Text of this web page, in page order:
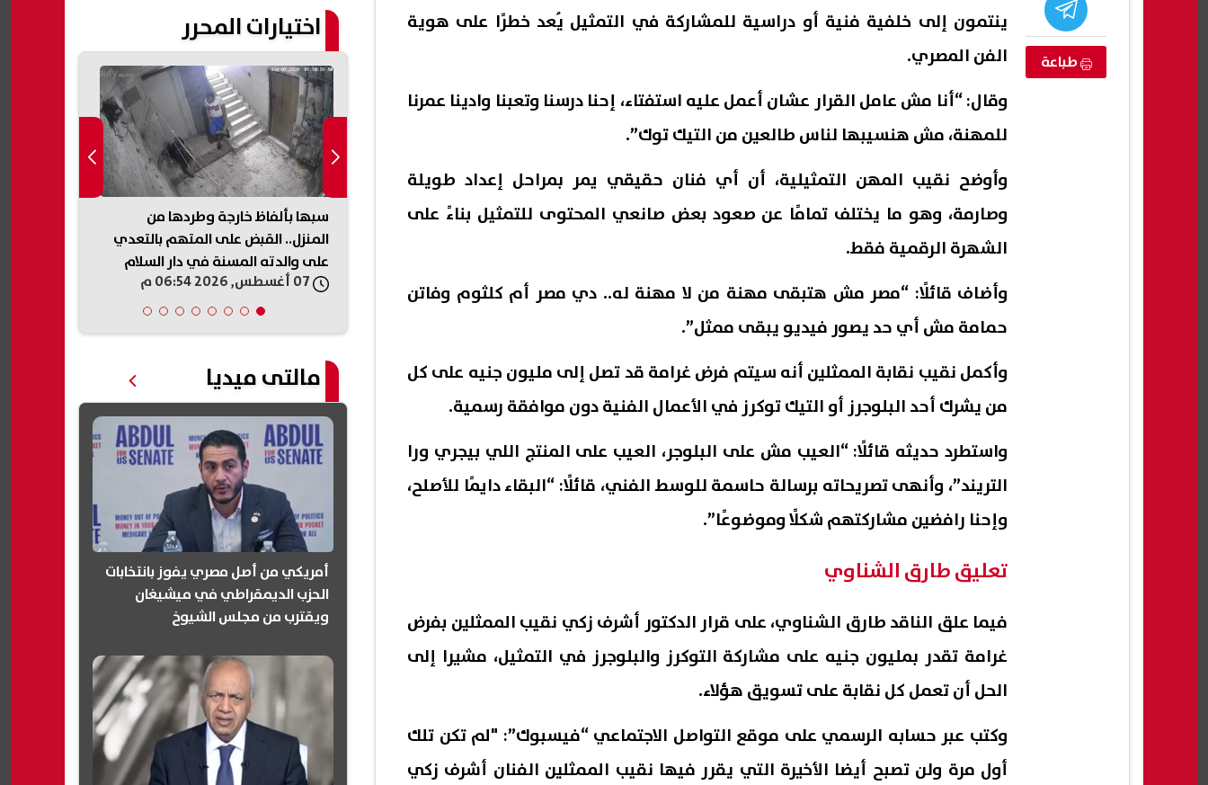
طباعة
ينتمون إلى خلفية فنية أو دراسية للمشاركة في التمثيل يُعد خطرًا على هوية
الفن المصري.
وقال: “أنا مش عامل القرار عشان أعمل عليه استفتاء، إحنا درسنا وتعبنا وادينا عمرنا
للمهنة، مش هنسيبها لناس طالعين من التيك توك”.
وأوضح نقيب المهن التمثيلية، أن أي فنان حقيقي يمر بمراحل إعداد طويلة
وصارمة، وهو ما يختلف تمامًا عن صعود بعض صانعي المحتوى للتمثيل بناءً على
الشهرة الرقمية فقط.
وأضاف قائلًا: “مصر مش هتبقى مهنة من لا مهنة له.. دي مصر أم كلثوم وفاتن
حمامة مش أي حد يصور فيديو يبقى ممثل”.
وأكمل نقيب نقابة الممثلين أنه سيتم فرض غرامة قد تصل إلى مليون جنيه على كل
من يشرك أحد البلوجرز أو التيك توكرز في الأعمال الفنية دون موافقة رسمية.
واستطرد حديثه قائلًا: “العيب مش على البلوجر، العيب على المنتج اللي بيجري ورا
التريند”، وأنهى تصريحاته برسالة حاسمة للوسط الفني، قائلًا: “البقاء دايمًا للأصلح،
وإحنا رافضين مشاركتهم شكلًا وموضوعًا”.
تعليق طارق الشناوي
فيما علق الناقد طارق الشناوي، على قرار الدكتور أشرف زكي نقيب الممثلين بفرض
غرامة تقدر بمليون جنيه على مشاركة التوكرز والبلوجرز في التمثيل، مشيرا إلى
الحل أن تعمل كل نقابة على تسويق هؤلاء.
وكتب عبر حسابه الرسمي على موقع التواصل الاجتماعي “فيسبوك”: "لم تكن تلك
أول مرة ولن تصبح أيضا الأخيرة التي يقرر فيها نقيب الممثلين الفنان أشرف زكي
اختيارات المحرر
وزير الصحة يبحث مع رئيس تشاد
استقبال المرضى التشاديين داخل
المستشفيات المصرية
بعد ضربها وطردها من المنزل.. الأم
تنسيق المرحلة الثانية 2026.. تعرف
سبها بألفاظ خارجة وطردها من
المنزل.. القبض على المتهم بالتعدي
على والدته المسنة في دار السلام
مالتى ميديا
أمريكي من أصل مصري يفوز بانتخابات
الحزب الديمقراطي في ميشيغان
ويقترب من مجلس الشيوخ